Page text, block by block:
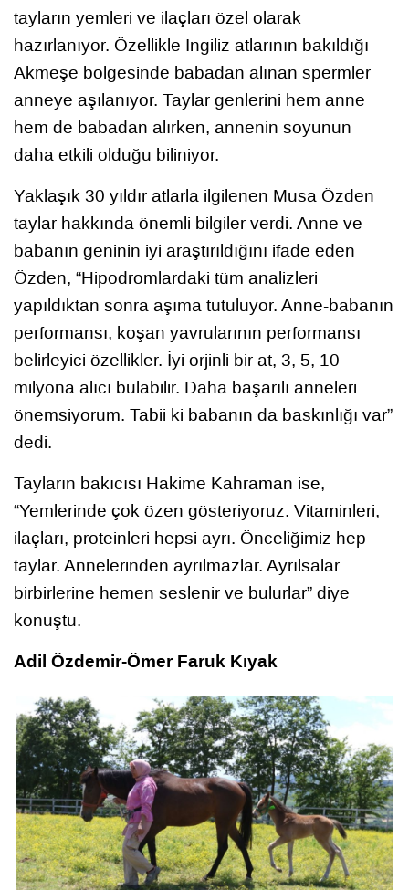
tayların yemleri ve ilaçları özel olarak
hazırlanıyor. Özellikle İngiliz atlarının bakıldığı
Akmeşe bölgesinde babadan alınan spermler
anneye aşılanıyor. Taylar genlerini hem anne
hem de babadan alırken, annenin soyunun
daha etkili olduğu biliniyor.
Yaklaşık 30 yıldır atlarla ilgilenen Musa Özden
taylar hakkında önemli bilgiler verdi. Anne ve
babanın geninin iyi araştırıldığını ifade eden
Özden, “Hipodromlardaki tüm analizleri
yapıldıktan sonra aşıma tutuluyor. Anne-babanın
performansı, koşan yavrularının performansı
belirleyici özellikler. İyi orjinli bir at, 3, 5, 10
milyona alıcı bulabilir. Daha başarılı anneleri
önemsiyorum. Tabii ki babanın da baskınlığı var”
dedi.
Tayların bakıcısı Hakime Kahraman ise,
“Yemlerinde çok özen gösteriyoruz. Vitaminleri,
ilaçları, proteinleri hepsi ayrı. Önceliğimiz hep
taylar. Annelerinden ayrılmazlar. Ayrılsalar
birbirlerine hemen seslenir ve bulurlar” diye
konuştu.
Adil Özdemir-Ömer Faruk Kıyak